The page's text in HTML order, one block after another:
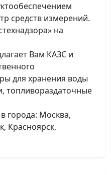
средств измерений.
на
Вам КАЗС и
для хранения воды
топливораздаточные
города: Москва,
Красноярск,